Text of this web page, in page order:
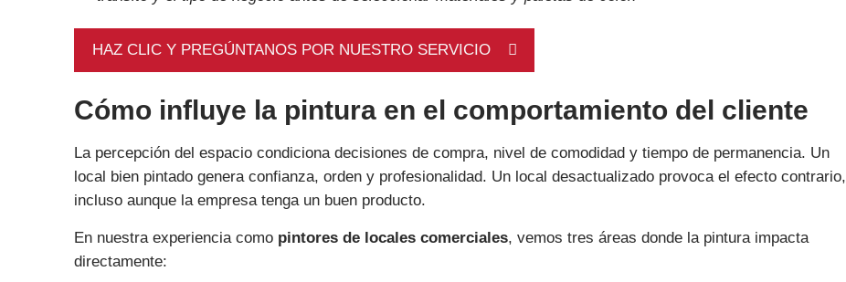
HAZ CLIC Y PREGÚNTANOS POR NUESTRO SERVICIO
Cómo influye la pintura en el comportamiento del cliente
La percepción del espacio condiciona decisiones de compra, nivel de comodidad y tiempo de permanencia. Un
local bien pintado genera confianza, orden y profesionalidad. Un local desactualizado provoca el efecto contrario,
incluso aunque la empresa tenga un buen producto.
En nuestra experiencia como pintores de locales comerciales, vemos tres áreas donde la pintura impacta
directamente: